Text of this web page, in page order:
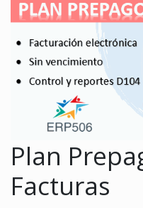
Plan
Facturas